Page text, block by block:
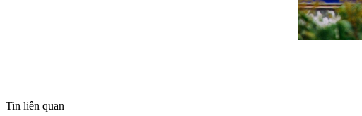
Tin liên quan